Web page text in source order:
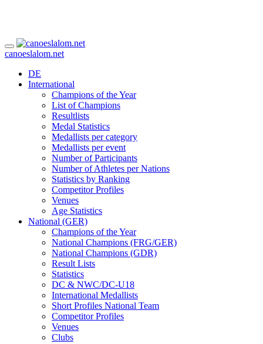
canoeslalom.net
DE
International
Champions of the Year
List of Champions
Resultlists
Medal Statistics
Medallists per category
Medallists per event
Number of Participants
Number of Athletes per Nations
Statistics by Ranking
Competitor Profiles
Venues
Age Statistics
National (GER)
Champions of the Year
National Champions (FRG/GER)
National Champions (GDR)
Result Lists
Statistics
DC & NWC/DC-U18
International Medallists
Short Profiles National Team
Competitor Profiles
Venues
Clubs